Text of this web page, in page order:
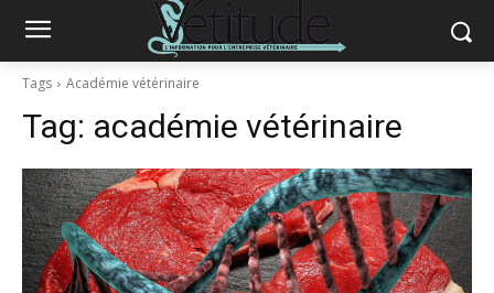
Tags Académie vétérinaire
Tag: académie vétérinaire